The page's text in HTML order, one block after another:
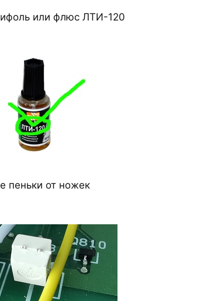
или флюс ЛТИ-120
пеньки от ножек